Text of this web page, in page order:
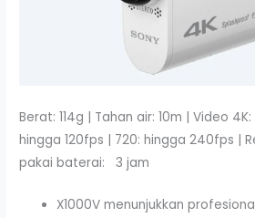
Berat: 114g | Tahan air: 10m | Video
hingga 120fps | 720: hingga 240fps |
pakai baterai: 3 jam
X1000V menunjukkan